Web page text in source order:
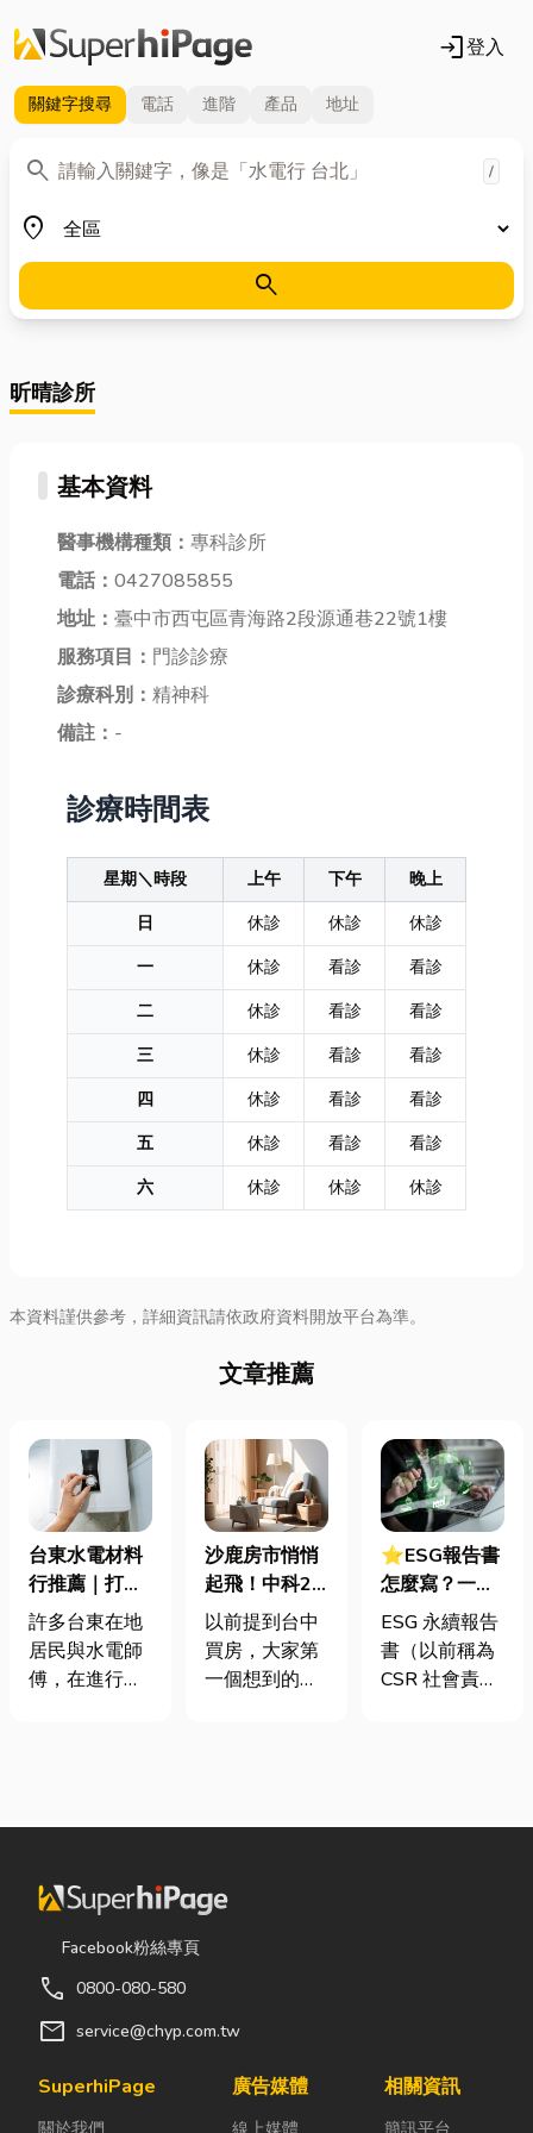
login登入
關鍵字搜尋 電話 進階 產品 地址
search
關鍵字 /
place
地區
search
昕晴診所
基本資料
醫事機構種類： 專科診所
電話： 0427085855
地址： 臺中市西屯區青海路2段源通巷22號1樓
服務項目： 門診診療
診療科別： 精神科
備註： -
診療時間表
星期＼時段 上午 下午
晚上
日
休診 休診
休診
一
休診 看診
看診
二
休診 看診
看診
三
休診 看診
看診
四
休診 看診
看診
五
休診 看診
看診
六
休診 休診 休診
本資料謹供參考，詳細資訊請依政府資料開放平台為準。
文章推薦
台東水電材料
行推薦｜打造
安全耐用的居
家環境
許多台東在地
居民與水電師
傅，在進行居
料行採購。除
齊全，也能依
照施工需求，
快速找到合適
插座、燈具、
馬達、衛浴設
關產品。 無論
沙鹿房市悄悄
起飛！中科2
期＋台積電效
應發酵，現在
很多人開始看
以前提到台中
買房，大家第
一個想到的大
度越來越高
多人實際到沙
以前不一樣
通變方便，生
⭐ESG報告書
怎麼寫？一定
要上市櫃才寫
嗎？3步驟擺
脫綠色轉型焦
ESG 永續報告
書（以前稱為
CSR 社會責任
責任（S）與
多中小企業主
Facebook粉絲專頁
call 0800-080-580
mail service@chyp.com.tw
SuperhiPage
關於我們
廣告媒體
線上媒體
相關資訊
簡訊平台